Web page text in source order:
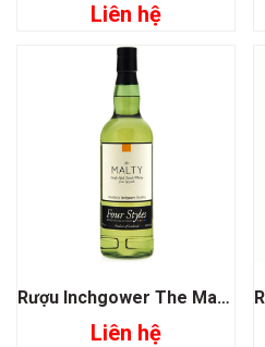
Liên hệ
Rượu Inchgower The Malty Single Malt Scotch Whisky 40%
Liên hệ